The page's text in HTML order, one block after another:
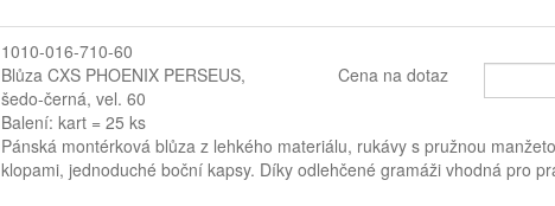
1010-016-710-60
Blůza CXS PHOENIX PERSEUS,
šedo-černá, vel. 60
Balení: kart = 25 ks
Cena na dotaz
Pánská montérková blůza z lehkého materiálu, rukávy s pružnou
klopami, jednoduché boční kapsy. Díky odlehčené gramáži vhodná pro